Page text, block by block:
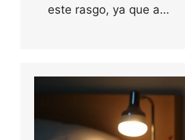
este rasgo, ya que a…